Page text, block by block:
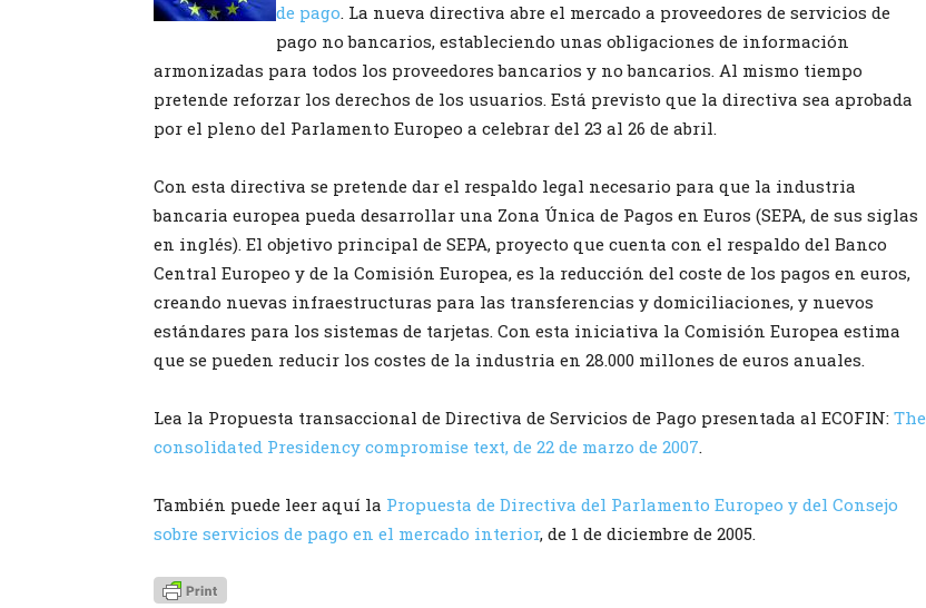
de pago. La nueva directiva abre el mercado a proveedores de servicios de
pago no bancarios, estableciendo unas obligaciones de información
armonizadas para todos los proveedores bancarios y no bancarios. Al mismo tiempo
pretende reforzar los derechos de los usuarios. Está previsto que la directiva sea aprobada
por el pleno del Parlamento Europeo a celebrar del 23 al 26 de abril.
Con esta directiva se pretende dar el respaldo legal necesario para que la industria
bancaria europea pueda desarrollar una Zona Única de Pagos en Euros (SEPA, de sus siglas
en inglés). El objetivo principal de SEPA, proyecto que cuenta con el respaldo del Banco
Central Europeo y de la Comisión Europea, es la reducción del coste de los pagos en euros,
creando nuevas infraestructuras para las transferencias y domiciliaciones, y nuevos
estándares para los sistemas de tarjetas. Con esta iniciativa la Comisión Europea estima
que se pueden reducir los costes de la industria en 28.000 millones de euros anuales.
Lea la Propuesta transaccional de Directiva de Servicios de Pago presentada al ECOFIN: The
consolidated Presidency compromise text, de 22 de marzo de 2007.
También puede leer aquí la Propuesta de Directiva del Parlamento Europeo y del Consejo
sobre servicios de pago en el mercado interior, de 1 de diciembre de 2005.